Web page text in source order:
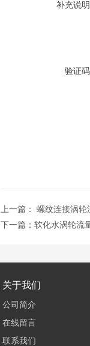
补充说
验证
上一篇： 螺纹连接涡轮
下一篇： 软化水涡轮流
关于我们
公司简介
在线留言
联系我们